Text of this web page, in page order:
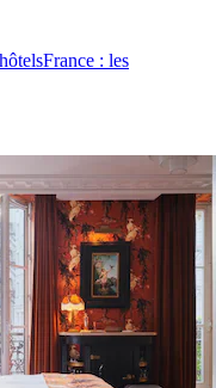
France : les